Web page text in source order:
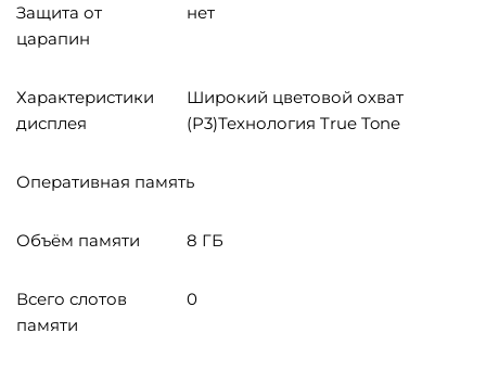
Защита от
царапин
нет
Характеристики
дисплея
Широкий цветовой охват
(P3)Технология True Tone
Оперативная память
Объём памяти 8 ГБ
Всего слотов
памяти
0